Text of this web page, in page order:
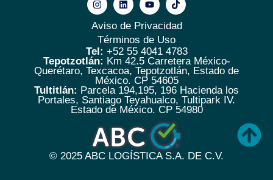
Aviso de Privacidad
Términos de Uso
Tel: +52 55 4041 4783
Tepotzotlán: Km 42.5 Carretera México-
Querétaro, Texcacoa, Tepotzotlán, Estado de
México. CP 54605
Tultitlán: Parcela 194,195, 196 Hacienda los
Portales, Santiago Teyahualco, Tultipark IV.
Estado de México. CP 54980
© 2025 ABC LOGÍSTICA S.A. DE C.V.